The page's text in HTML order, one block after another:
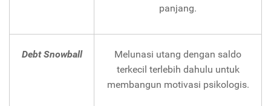
panjang.
Debt Snowball
Melunasi utang dengan saldo
terkecil terlebih dahulu untuk
membangun motivasi psikologis.